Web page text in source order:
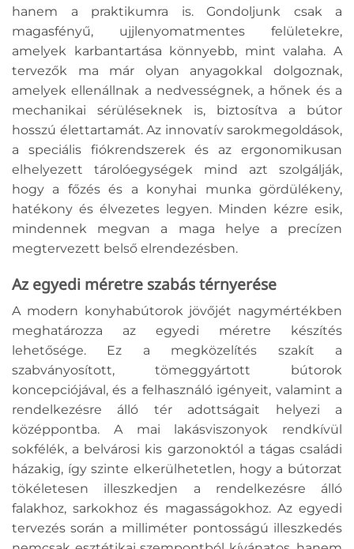
hanem a praktikumra is. Gondoljunk csak a
magasfényű, ujjlenyomatmentes felületekre,
amelyek karbantartása könnyebb, mint valaha. A
tervezők ma már olyan anyagokkal dolgoznak,
amelyek ellenállnak a nedvességnek, a hőnek és a
mechanikai sérüléseknek is, biztosítva a bútor
hosszú élettartamát. Az innovatív sarokmegoldások,
a speciális fiókrendszerek és az ergonomikusan
elhelyezett tárolóegységek mind azt szolgálják,
hogy a főzés és a konyhai munka gördülékeny,
hatékony és élvezetes legyen. Minden kézre esik,
mindennek megvan a maga helye a precízen
megtervezett belső elrendezésben.
Az egyedi méretre szabás térnyerése
A modern konyhabútorok jövőjét nagymértékben
meghatározza az egyedi méretre készítés
lehetősége. Ez a megközelítés szakít a
szabványosított, tömeggyártott bútorok
koncepciójával, és a felhasználó igényeit, valamint a
rendelkezésre álló tér adottságait helyezi a
középpontba. A mai lakásviszonyok rendkívül
sokfélék, a belvárosi kis garzonoktól a tágas családi
házakig, így szinte elkerülhetetlen, hogy a bútorzat
tökéletesen illeszkedjen a rendelkezésre álló
falakhoz, sarkokhoz és magasságokhoz. Az egyedi
tervezés során a milliméter pontosságú illeszkedés